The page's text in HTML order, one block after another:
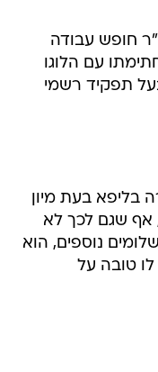
חופש עבודה
עם הלוגו
תפקיד רשמי
בליפא בעת מיון
אף שגם לכך לא
נוספים, הוא
לו טובה על